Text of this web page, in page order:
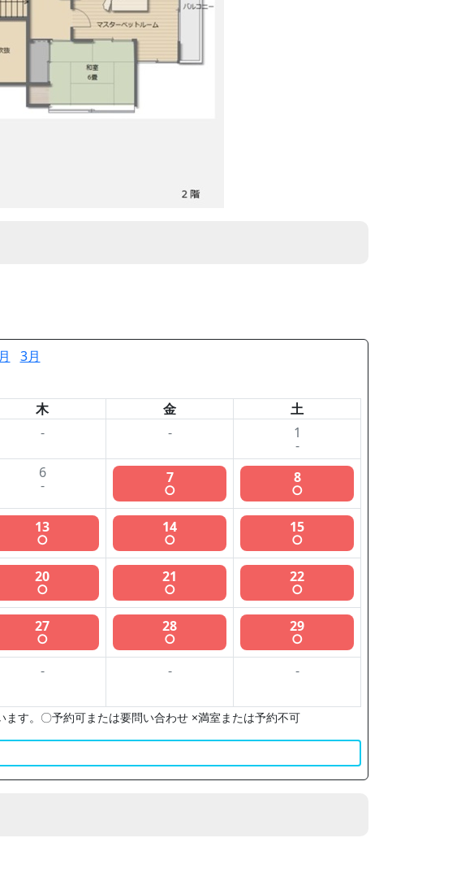
3月
木 金
土
- - 1
-
6
- 7
○
8
○
13
○
14
○
15
○
20
○
21
○
22
○
27
○
28
○
29
○
- - -
す。〇予約可または要問い合わせ ×満室または予約不可